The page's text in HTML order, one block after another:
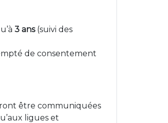
3 ans(suivi des
de consentement
être communiquées
ligues et